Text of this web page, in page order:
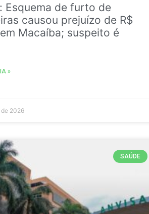
Esquema de furto de
causou prejuízo de R$
Macaíba; suspeito é
»
de 2026
SAÚDE